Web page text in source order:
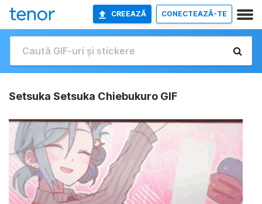
CREEAZĂ CONECTEAZĂ-TE
Setsuka Setsuka Chiebukuro GIF